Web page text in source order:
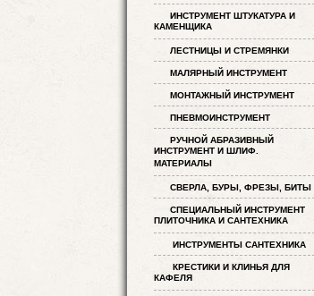
ИНСТРУМЕНТ ШТУКАТУРА И
КАМЕНЩИКА
ЛЕСТНИЦЫ И СТРЕМЯНКИ
МАЛЯРНЫЙ ИНСТРУМЕНТ
МОНТАЖНЫЙ ИНСТРУМЕНТ
ПНЕВМОИНСТРУМЕНТ
РУЧНОЙ АБРАЗИВНЫЙ
ИНСТРУМЕНТ И ШЛИФ.
МАТЕРИАЛЫ
СВЕРЛА, БУРЫ, ФРЕЗЫ, БИТЫ
СПЕЦИАЛЬНЫЙ ИНСТРУМЕНТ
ПЛИТОЧНИКА И САНТЕХНИКА
ИНСТРУМЕНТЫ САНТЕХНИКА
КРЕСТИКИ И КЛИНЬЯ ДЛЯ
КАФЕЛЯ